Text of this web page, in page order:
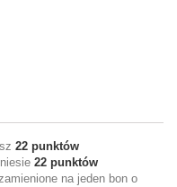
22 punktów
22 punktów
na jeden bon o